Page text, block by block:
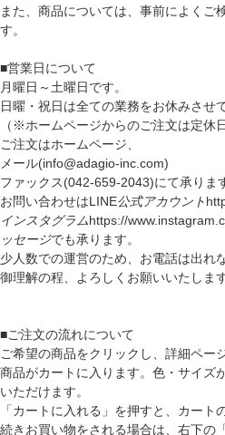
また、商品については、事前によくご
す。
■営業日について
月曜日～土曜日です。
日曜・祝日は全ての業務をお休みさせ
（※ホームページからのご注文は定休
ご注文はホームページ、
メール(info@adagio-inc.com)
ファックス(042-659-2043)にて承りま
お問い合わせはLINE公式アカウント
インスタグラムhttps://
ッセージでも承ります。
少人数での運営のため、お電話は出れ
御理解の程、よろしくお願いいたします
■ご注文の流れについて
ご希望の商品をクリックし、詳細ペー
商品がカートに入ります。色・サイズ
いただけます。
「カートに入れる」を押すと、カート
続きお買い物をされる場合は、右下の